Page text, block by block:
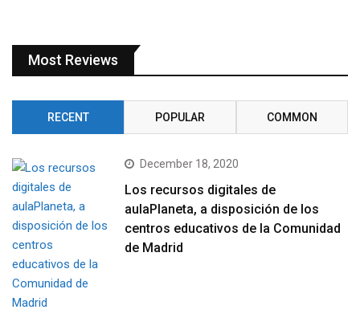
Most Reviews
RECENT POPULAR COMMON
December 18, 2020
Los recursos digitales de
aulaPlaneta, a disposición de los
centros educativos de la Comunidad
de Madrid